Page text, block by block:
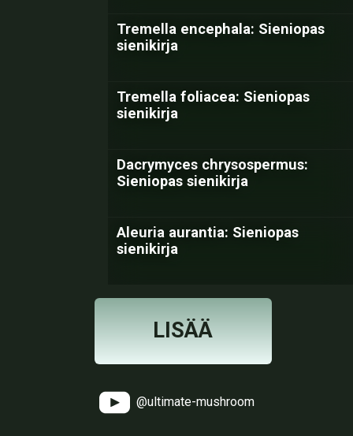
Tremella encephala: Sieniopas
sienikirja
Tremella foliacea: Sieniopas
sienikirja
Dacrymyces chrysospermus:
Sieniopas sienikirja
Aleuria aurantia: Sieniopas
sienikirja
LISÄÄ
@ultimate-mushroom